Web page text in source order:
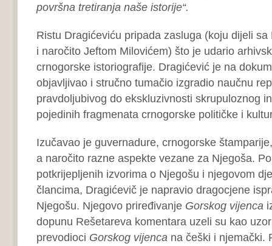
površna tretiranja naše istorije“.
Ristu Dragićeviću pripada zasluga (koju dijeli sa
i naročito Jeftom Milovićem) što je udario
crnogorske istoriografije. Dragićević je na
objavljivao i stručno tumačio izgradio naučnu
pravdoljubivog do ekskluzivnosti skrupuloznog
pojedinih fragmenata crnogorske političke i
Izučavao je guvernadure, crnogorske
a naročito razne aspekte vezane za Njegoša.
potkrijepljenih izvorima o Njegošu i njegovom
člancima, Dragićevič je napravio dragocjene
Njegošu. Njegovo priređivanje Gorskog vijenca
dopunu Rešetareva komentara uzeli su kao
prevodioci Gorskog vijenca na češki i njemački.